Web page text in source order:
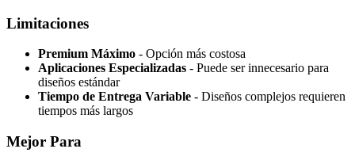
Limitaciones
Premium Máximo - Opción más costosa
Aplicaciones Especializadas - Puede ser innecesario para
diseños estándar
Tiempo de Entrega Variable - Diseños complejos requieren
tiempos más largos
Mejor Para